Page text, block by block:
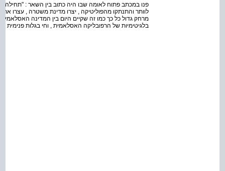
פנו במכתב פתוח לאומה שבו היה כתוב בין השאר : "תחילה
לוותר והתנתקו מהפוליטיקה , יצרו מדינת משטרה , עצרו
מרחק גדול כל כך כמו זה שקיים היום בין המדינה
בלגיטימיות של הרפובליקה האסלאמית , וחי בגלות פנימית